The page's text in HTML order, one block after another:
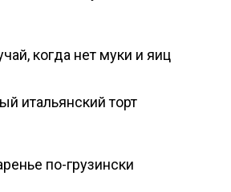
когда нет муки и яиц
итальянский торт
по-грузински